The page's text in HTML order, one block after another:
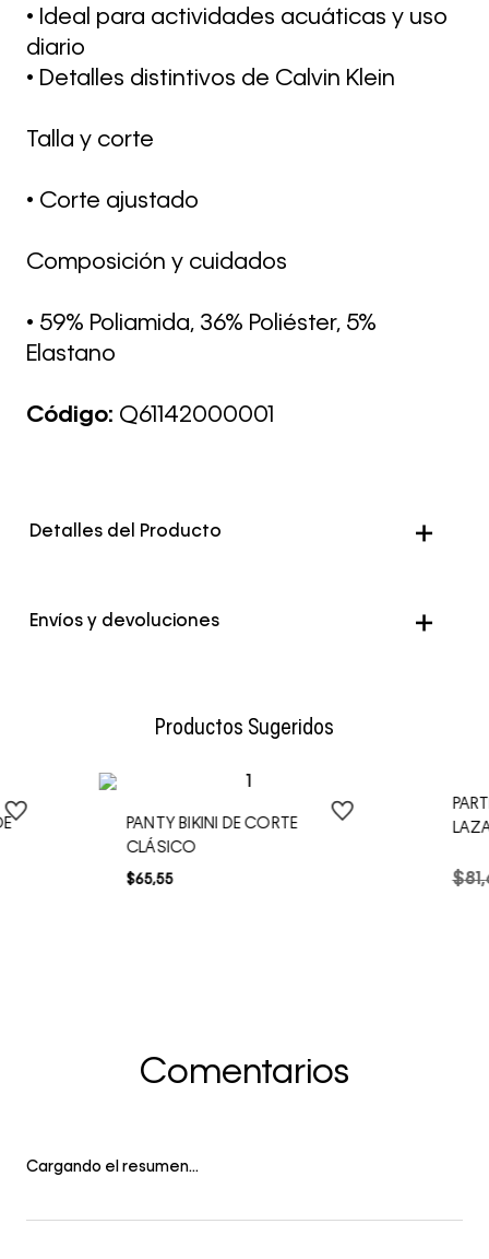
• Ideal para actividades acuáticas y uso
diario
• Detalles distintivos de Calvin Klein
Talla y corte
• Corte ajustado
Composición y cuidados
• 59% Poliamida, 36% Poliéster, 5%
Elastano
Código: Q61142000001
Detalles del Producto
Genero Mujer
Envíos y devoluciones
Productos Sugeridos
PANTY BIKINI DE CORTE
CLÁSICO
$65,55 $81,
Comentarios
Cargando el resumen…